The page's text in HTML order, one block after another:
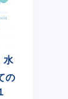
水
の